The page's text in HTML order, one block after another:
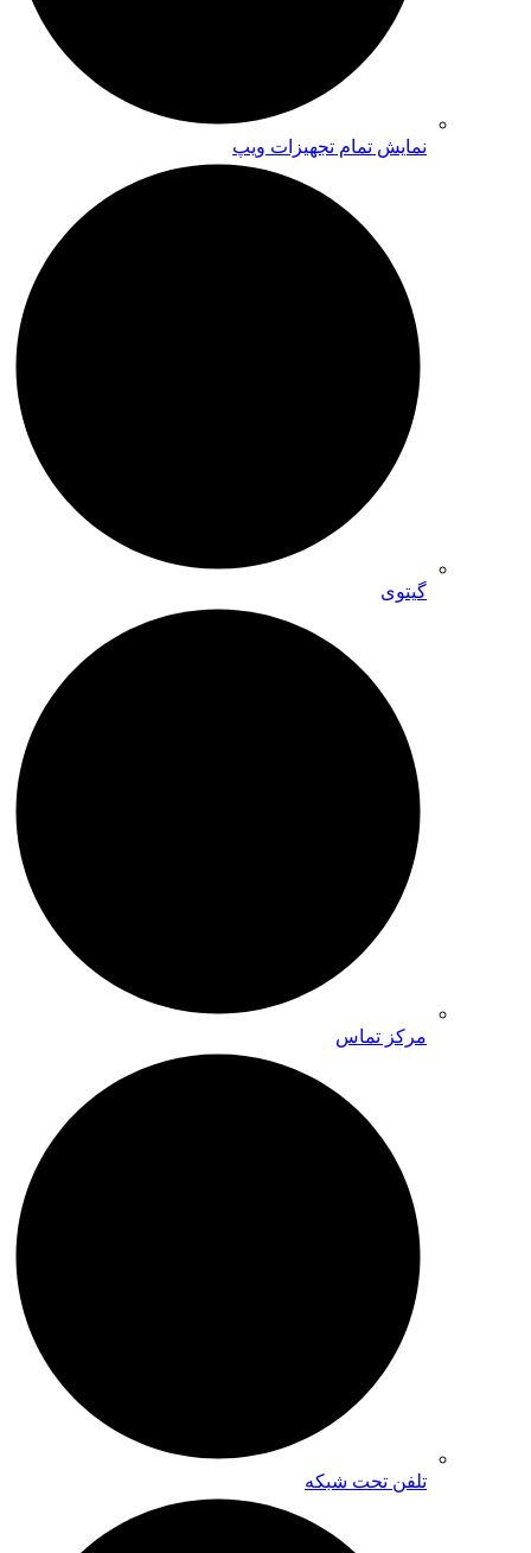
نمایش تمام تجهیزات ویپ
گیتوی
مرکز تماس
تلفن تحت شبکه